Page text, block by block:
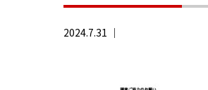
2024.7.31 ｜